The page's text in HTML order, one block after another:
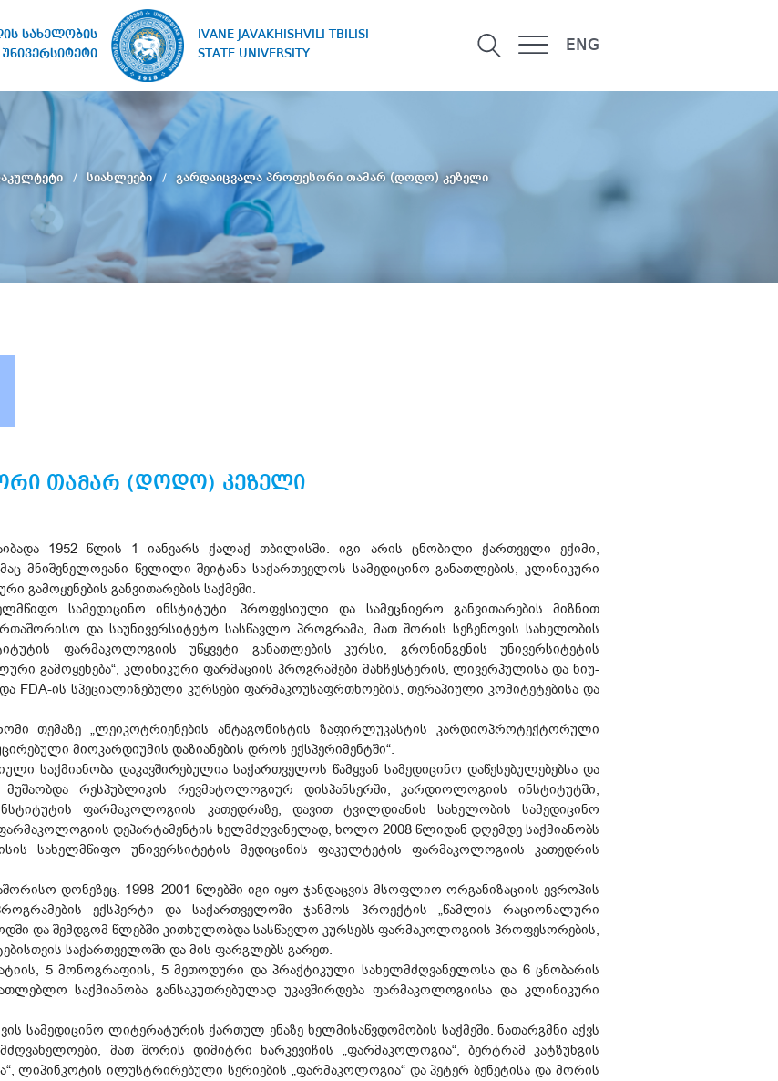
სახელობის
IVANE JAVAKHISHVILI TBILISI
STATE UNIVERSITY
ENG
სიახლეები გარდაიცვალა პროფესორი თამარ (დოდო) კეზელი
თამარ (დოდო) კეზელი
1952 წლის 1 იანვარს ქალაქ თბილისში. იგი არის ცნობილი ქართველი ექიმი,
წვლილი შეიტანა საქართველოს სამედიცინო განათლების, კლინიკური
განვითარების საქმეში.
სამედიცინო ინსტიტუტი. პროფესიული და სამეცნიერო განვითარების მიზნით
და საუნივერსიტეტო სასწავლო პროგრამა, მათ შორის სეჩენოვის სახელობის
ფარმაკოლოგიის უწყვეტი განათლების კურსი, გრონინგენის უნივერსიტეტის
გამოყენება“, კლინიკური ფარმაციის პროგრამები მანჩესტერის, ლივერპულისა და ნიუ-
და FDA-ის სპეციალიზებული კურსები ფარმაკოუსაფრთხოების, თერაპიული კომიტეტებისა და
თემაზე „ლეიკოტრიენების ანტაგონისტის ზაფირლუკასტის კარდიოპროტექტორული
მიოკარდიუმის დაზიანების დროს ექსპერიმენტში“.
საქმიანობა დაკავშირებულია საქართველოს წამყვან სამედიცინო დაწესებულებებსა და
მუშაობდა რესპუბლიკის რევმატოლოგიურ დისპანსერში, კარდიოლოგიის ინსტიტუტში,
ფარმაკოლოგიის კათედრაზე, დავით ტვილდიანის სახელობის სამედიცინო
დეპარტამენტის ხელმძღვანელად, ხოლო 2008 წლიდან დღემდე საქმიანობს
სახელმწიფო უნივერსიტეტის მედიცინის ფაკულტეტის ფარმაკოლოგიის კათედრის
დონეზეც. 1998–2001 წლებში იგი იყო ჯანდაცვის მსოფლიო ორგანიზაციის ევროპის
ექსპერტი და საქართველოში ჯანმოს პროექტის „წამლის რაციონალური
და შემდგომ წლებში კითხულობდა სასწავლო კურსებს ფარმაკოლოგიის პროფესორების,
საქართველოში და მის ფარგლებს გარეთ.
5 მონოგრაფიის, 5 მეთოდური და პრაქტიკული სახელმძღვანელოსა და 6 ცნობარის
საქმიანობა განსაკუთრებულად უკავშირდება ფარმაკოლოგიისა და კლინიკური
სამედიცინო ლიტერატურის ქართულ ენაზე ხელმისაწვდომობის საქმეში. ნათარგმნი აქვს
მათ შორის დიმიტრი ხარკევიჩის „ფარმაკოლოგია“, ბერტრამ კატზუნგის
ლიპინკოტის ილუსტრირებული სერიების „ფარმაკოლოგია“ და პეტერ ბენეტისა და მორის